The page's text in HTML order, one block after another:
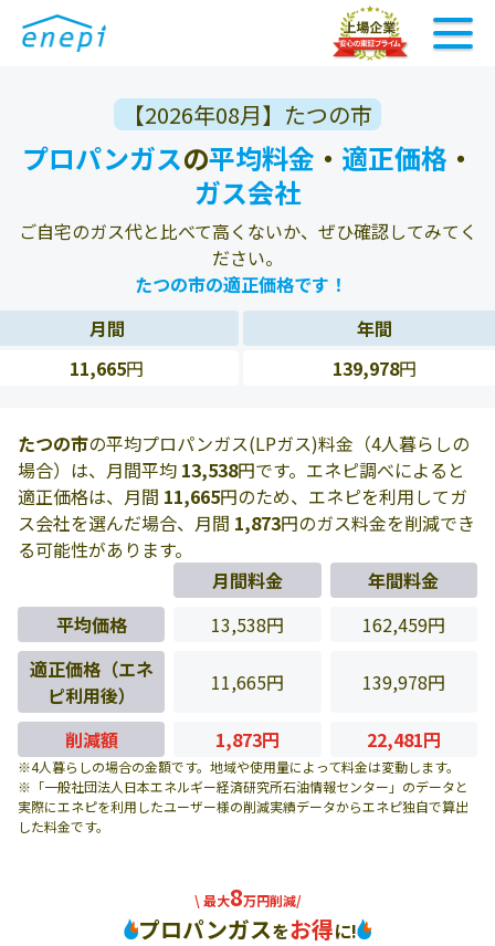
【2026年08月】たつの市
プロパンガスの平均料金 ・ 適正価格 ・
ガス会社
ご自宅のガス代と比べて高くないか、ぜひ確認してみてく
ださい。
たつの市の適正価格です！
月間
年間
11,665円 139,978円
たつの市の平均プロパンガス(LPガス)料金（4人暮らしの
場合）は、月間平均 13,538円です。エネピ調べによると
適正価格は、月間 11,665円のため、エネピを利用してガ
ス会社を選んだ場合、月間 1,873円のガス料金を削減でき
る可能性があります。
月間料金
年間料金
平均価格
13,538円
162,459円
適正価格（エネ
ピ利用後）
11,665円 139,978円
削減額 1,873円 22,481円
※4人暮らしの場合の金額です。地域や使用量によって料金は変動します。
※「一般社団法人日本エネルギー経済研究所石油情報センター」のデータと
実際にエネピを利用したユーザー様の削減実績データからエネピ独自で算出
した料金です。
\ 最大8万円削減/
プロパンガスをお得に!